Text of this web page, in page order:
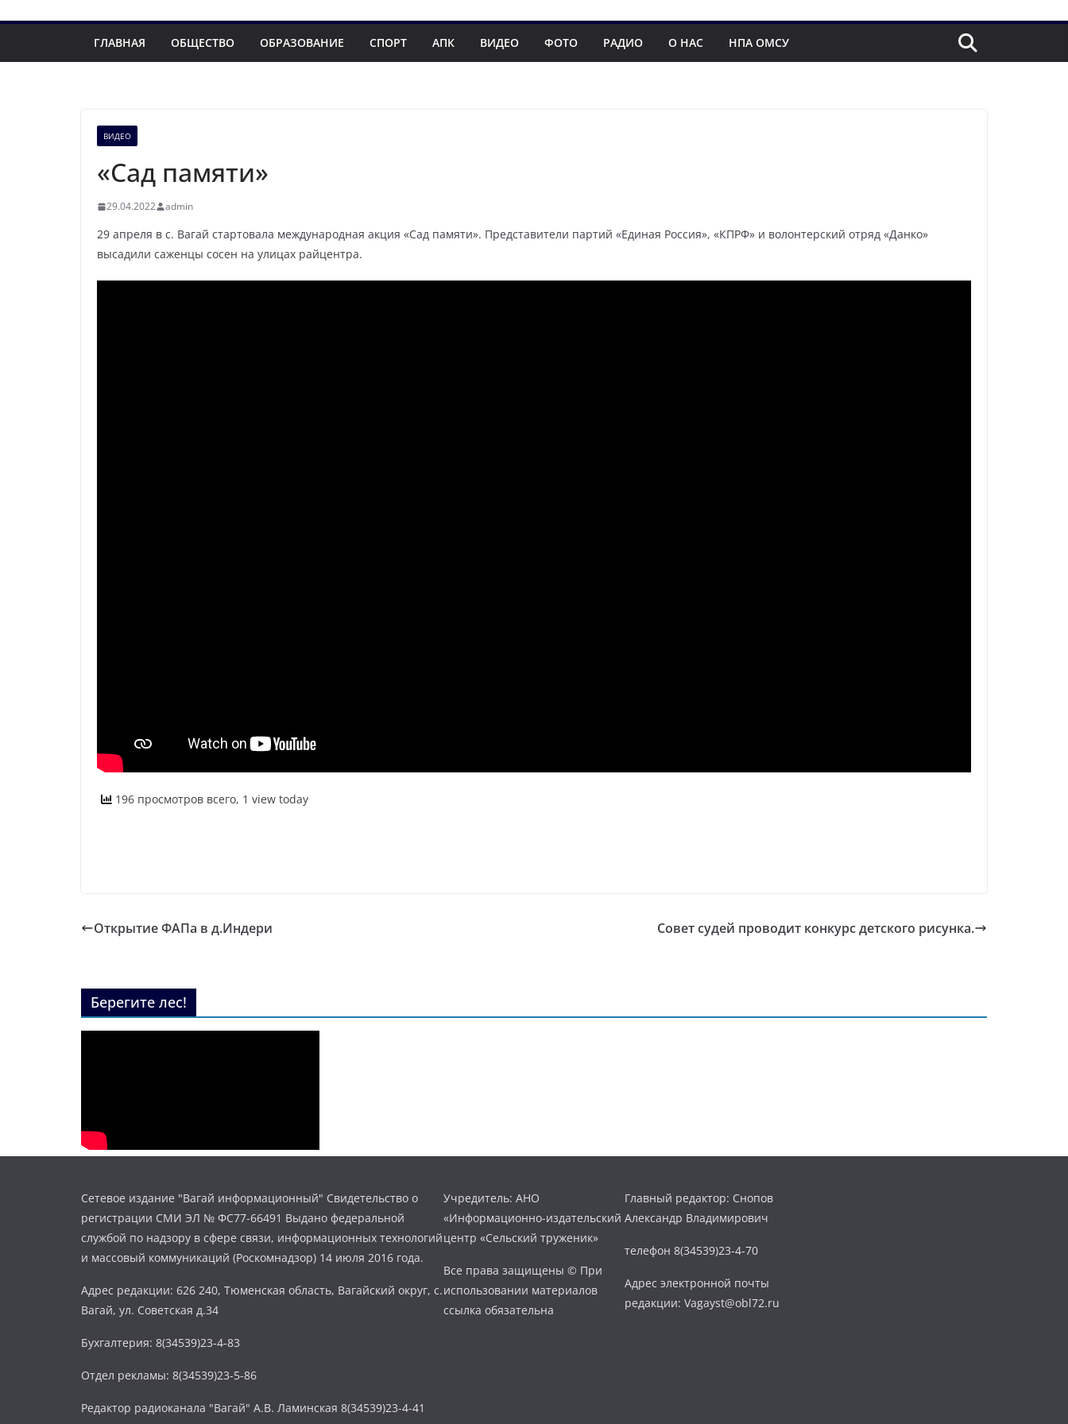
ГЛАВНАЯ ОБЩЕСТВО ОБРАЗОВАНИЕ СПОРТ АПК ВИДЕО ФОТО РАДИО О НАС НПА ОМСУ
ВИДЕО
«Сад памяти»
29.04.2022 admin
29 апреля в с. Вагай стартовала международная акция «Сад памяти». Представители партий «Единая Россия», «КПРФ» и волонтерский отряд «Данко»
высадили саженцы сосен на улицах райцентра.
196 просмотров всего, 1 view today
Открытие ФАПа в д.Индери Совет судей проводит конкурс детского рисунка.
Берегите лес!
Сетевое издание "Вагай информационный" Свидетельство о
регистрации СМИ ЭЛ № ФС77-66491 Выдано федеральной
службой по надзору в сфере связи, информационных технологий
и массовый коммуникаций (Роскомнадзор) 14 июля 2016 года.
Адрес редакции: 626 240, Тюменская область, Вагайский округ, с.
Вагай, ул. Советская д.34
Бухгалтерия: 8(34539)23-4-83
Отдел рекламы: 8(34539)23-5-86
Редактор радиоканала "Вагай" А.В. Ламинская 8(34539)23-4-41
Учредитель: АНО
«Информационно-издательский
центр «Сельский труженик»
Все права защищены © При
использовании материалов
ссылка обязательна
Главный редактор: Снопов
Александр Владимирович
телефон 8(34539)23-4-70
Адрес электронной почты
редакции: Vagayst@obl72.ru